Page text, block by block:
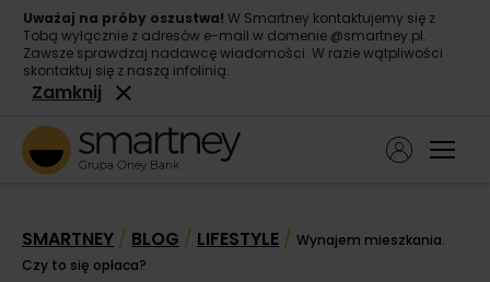
Uważaj na próby oszustwa! W Smartney kontaktujemy się z
Tobą wyłącznie z adresów e-mail w domenie @smartney.pl.
Zawsze sprawdzaj nadawcę wiadomości. W razie wątpliwości
skontaktuj się z naszą infolinią.
Zamknij
Pożyczka konsolidacyjna
SMARTNEY / BLOG / LIFESTYLE / Wynajem mieszkania.
Czy to się opłaca?